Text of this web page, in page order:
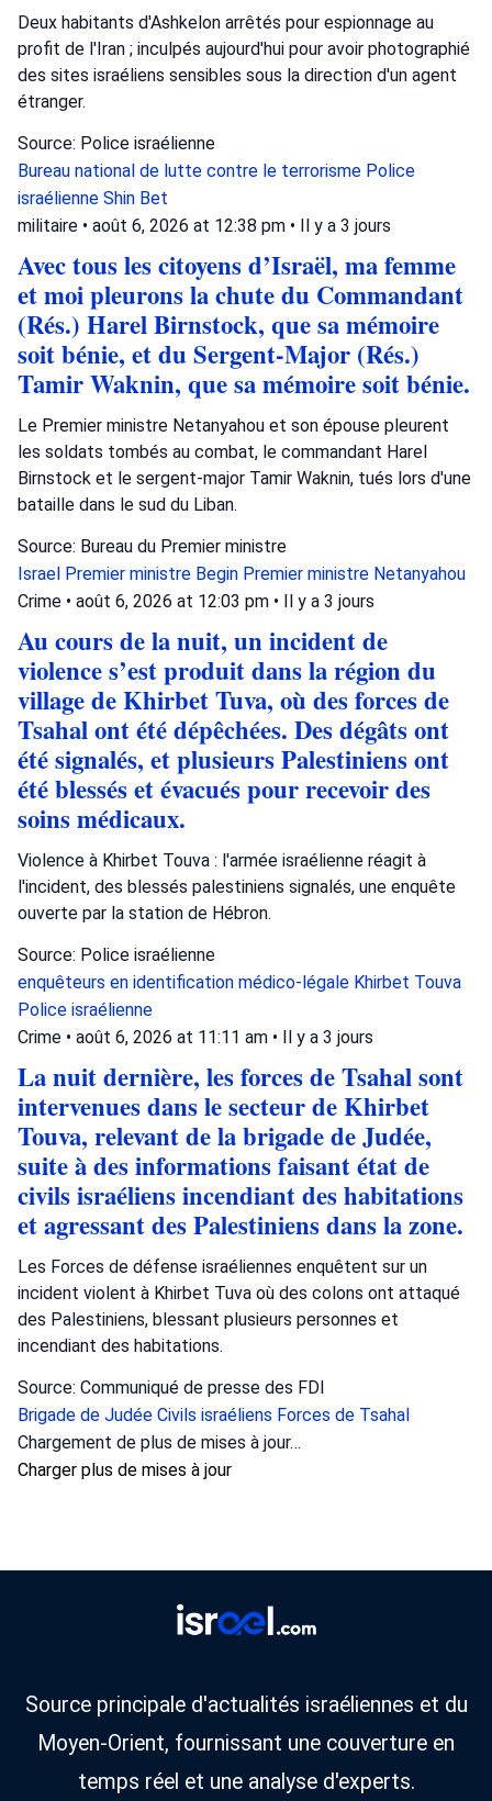
Deux habitants d'Ashkelon arrêtés pour espionnage au
profit de l'Iran ; inculpés aujourd'hui pour avoir photographié
des sites israéliens sensibles sous la direction d'un agent
étranger.
Source: Police israélienne
Bureau national de lutte contre le terrorisme Police
israélienne Shin Bet
militaire • août 6, 2026 at 12:38 pm • Il y a 3 jours
Avec tous les citoyens d’Israël, ma femme
et moi pleurons la chute du Commandant
(Rés.) Harel Birnstock, que sa mémoire
soit bénie, et du Sergent-Major (Rés.)
Tamir Waknin, que sa mémoire soit bénie.
Le Premier ministre Netanyahou et son épouse pleurent
les soldats tombés au combat, le commandant Harel
Birnstock et le sergent-major Tamir Waknin, tués lors d'une
bataille dans le sud du Liban.
Source: Bureau du Premier ministre
Israel Premier ministre Begin Premier ministre Netanyahou
Crime • août 6, 2026 at 12:03 pm • Il y a 3 jours
Au cours de la nuit, un incident de
violence s’est produit dans la région du
village de Khirbet Tuva, où des forces de
Tsahal ont été dépêchées. Des dégâts ont
été signalés, et plusieurs Palestiniens ont
été blessés et évacués pour recevoir des
soins médicaux.
Violence à Khirbet Touva : l'armée israélienne réagit à
l'incident, des blessés palestiniens signalés, une enquête
ouverte par la station de Hébron.
Source: Police israélienne
enquêteurs en identification médico-légale Khirbet Touva
Police israélienne
Crime • août 6, 2026 at 11:11 am • Il y a 3 jours
La nuit dernière, les forces de Tsahal sont
intervenues dans le secteur de Khirbet
Touva, relevant de la brigade de Judée,
suite à des informations faisant état de
civils israéliens incendiant des habitations
et agressant des Palestiniens dans la zone.
Les Forces de défense israéliennes enquêtent sur un
incident violent à Khirbet Tuva où des colons ont attaqué
des Palestiniens, blessant plusieurs personnes et
incendiant des habitations.
Source: Communiqué de presse des FDI
Brigade de Judée Civils israéliens Forces de Tsahal
Crime • août 6, 2026 at 10:49 am• Il y a 3 jours
Des combattants du bras opérationnel «
arrêté pour enquête, soupçonné d’avoir
commis des délits d’incitation contre
l’État d’Israël. Des combattants de Yasam
Judée ont opéré.
La police israélienne a arrêté un résident de Hébron pour
des délits d'incitation contre l'État, suite à des opérations
menées grâce au renseignement.